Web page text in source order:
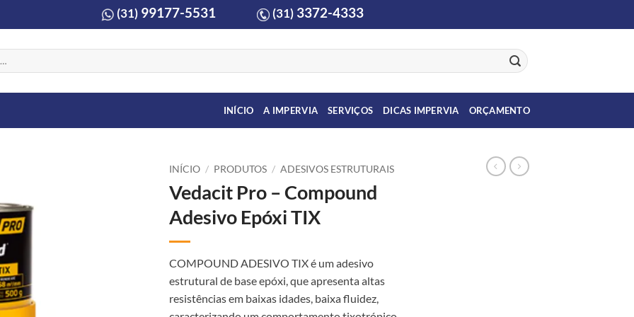
(31) 99177-5531 (31)3372-4333
INÍCIO A IMPERVIA SERVIÇOS DICAS IMPERVIA ORÇAMENTO
INÍCIO / PRODUTOS / ADESIVOS ESTRUTURAIS
Vedacit Pro – Compound
Adesivo Epóxi TIX
COMPOUND ADESIVO TIX é um adesivo
estrutural de base epóxi, que apresenta altas
resistências em baixas idades, baixa fluidez,